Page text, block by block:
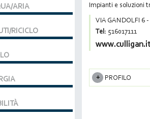
Impianti e soluzioni
VIA GANDOLFI 6
Tel: 516017111
PROFILO
ARIA
RICICLO